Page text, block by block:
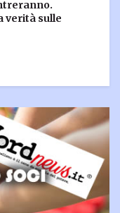
verità sulle